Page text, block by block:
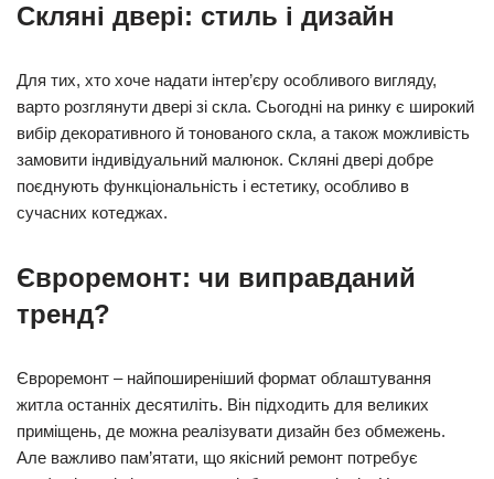
Скляні двері: стиль і дизайн
Для тих, хто хоче надати інтер’єру особливого вигляду,
варто розглянути двері зі скла. Сьогодні на ринку є широкий
вибір декоративного й тонованого скла, а також можливість
замовити індивідуальний малюнок. Скляні двері добре
поєднують функціональність і естетику, особливо в
сучасних котеджах.
Євроремонт: чи виправданий
тренд?
Євроремонт – найпоширеніший формат облаштування
житла останніх десятиліть. Він підходить для великих
приміщень, де можна реалізувати дизайн без обмежень.
Але важливо пам’ятати, що якісний ремонт потребує